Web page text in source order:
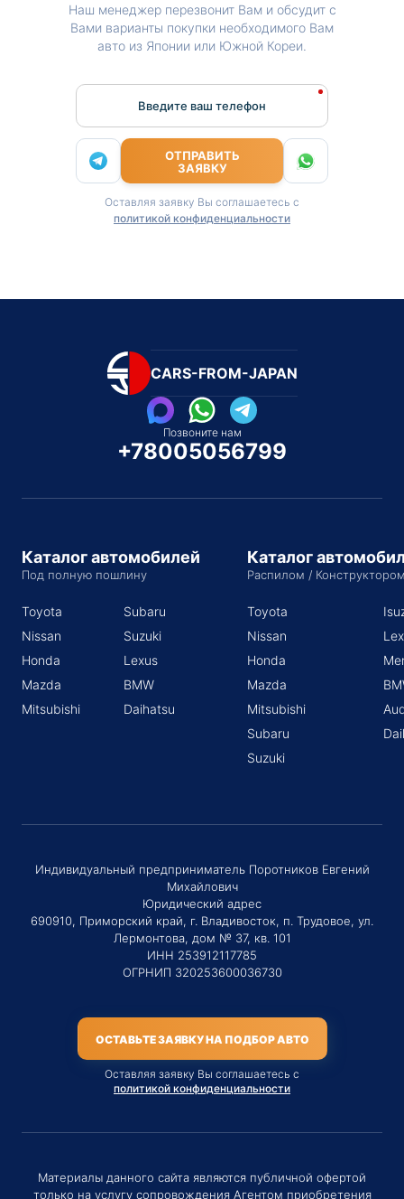
Наш менеджер перезвонит Вам и обсудит с
Вами варианты покупки необходимого Вам
авто из Японии или Южной Кореи.
Введите ваш телефон
ОТПРАВИТЬ
ЗАЯВКУ
Оставляя заявку Вы соглашаетесь с
политикой конфиденциальности
CARS-FROM-JAPAN
Позвоните нам
+78005056799
Каталог автомобилей
Под полную пошлину
Toyota
Nissan
Honda
Mazda
Mitsubishi
Subaru
Suzuki
Lexus
BMW
Daihatsu
Каталог
Распилом /
Toyota
Nissan
Honda
Mazda
Mitsubishi
Subaru
Suzuki
Индивидуальный предприниматель Поротников Евгений
Михайлович
Юридический адрес
690910, Приморский край, г. Владивосток, п. Трудовое, ул.
Лермонтова, дом № 37, кв. 101
ИНН 253912117785
ОГРНИП 320253600036730
ОСТАВЬТЕ ЗАЯВКУ НА ПОДБОР АВТО
Оставляя заявку Вы соглашаетесь с
политикой конфиденциальности
Материалы данного сайта являются публичной офертой
только на услугу сопровождения Агентом приобретения